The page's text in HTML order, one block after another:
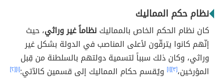
نظام حكم المماليك
كان نظام الحكم الخاص بالمماليكنظاماً غير وراثي، حيث
إنّهم كانوا يترقّون لأعلى المناصب في الدولة بشكل غير
وراثي، وكان ذلك سبباً لتسمية دولتهم بالسلطنة من قِبل
المؤرخين،[٣] [١] ويُقسم حكام المماليك إلى قسمين كالآتي:[١] [٢]